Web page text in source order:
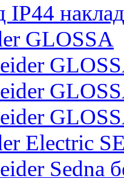
IP44
GLOSSA
Electric
Sedna